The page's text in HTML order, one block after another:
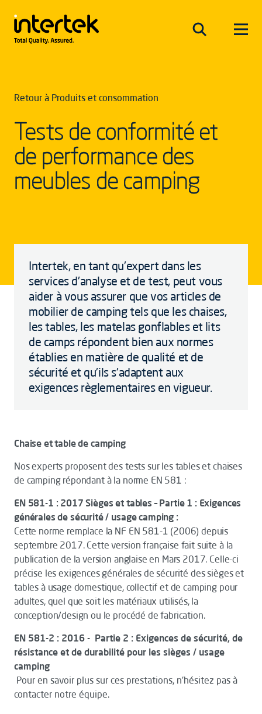
Retour à Produits et consommation
Tests de conformité et
de performance des
meubles de camping
Intertek, en tant qu'expert dans les
services d'analyse et de test, peut vous
aider à vous assurer que vos articles de
mobilier de camping tels que les chaises,
les tables, les matelas gonflables et lits
de camps répondent bien aux normes
établies en matière de qualité et de
sécurité et qu'ils s'adaptent aux
exigences règlementaires en vigueur.
Chaise et table de camping
Nos experts proposent des tests sur les tables et chaises
de camping répondant à la norme EN 581 :
EN 581-1 : 2017 Sièges et tables – Partie 1 : Exigences
générales de sécurité / usage camping :
Cette norme remplace la NF EN 581-1 (2006) depuis
septembre 2017. Cette version française fait suite à la
publication de la version anglaise en Mars 2017. Celle-ci
précise les exigences générales de sécurité des sièges et
tables à usage domestique, collectif et de camping pour
adultes, quel que soit les matériaux utilisés, la
conception/design ou le procédé de fabrication.
EN 581-2 : 2016 - Partie 2 : Exigences de sécurité, de
résistance et de durabilité pour les sièges / usage
camping
Pour en savoir plus sur ces prestations, n'hésitez pas à
contacter notre équipe.